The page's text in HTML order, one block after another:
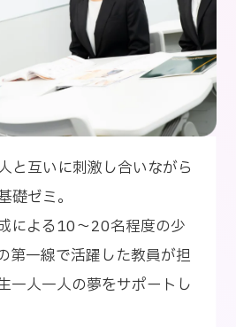
と互いに刺激し合いながら
礎ゼミ。
による10～20名程度の少
第一線で活躍した教員が担
一人一人の夢をサポートし